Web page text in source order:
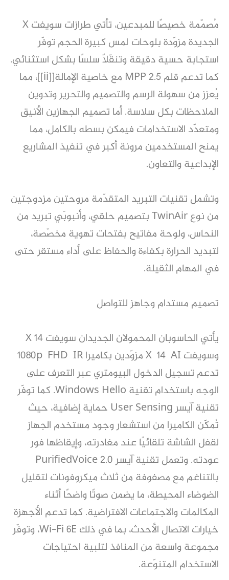
مُصمّمة خصيصًا للمبدعين، تأتي طرازات سويفت X
الجديدة مزوّدة بلوحات لمس كبيرة الحجم توفّر
استجابة حسية دقيقة وتنقّلًا سلسًا بشكل استثنائي.
كما تدعم قلم MPP 2.5 مع خاصية الإمالة[[ii]]، مما
يُعزز من سهولة الرسم والتصميم والتحرير وتدوين
الملاحظات بكل سلاسة. أما تصميم الجهازين الأنيق
ومتعدّد الاستخدامات فيمكن بسطه بالكامل، مما
يمنح المستخدمين مرونة أكبر في تنفيذ المشاريع
الإبداعية والتعاون.
وتشمل تقنيات التبريد المتقدّمة مروحتين مزدوجتين
من نوع TwinAir بتصميم حلقي، وأنبوبَي تبريد من
النحاس، ولوحة مفاتيح بفتحات تهوية مخصّصة،
لتبديد الحرارة بكفاءة والحفاظ على أداء مستقر حتى
في المهام الثقيلة.
تصميم مستدام وجاهز للتواصل
وسويفت X 14 AI مزوّدين بكاميرا 1080p FHD IR
تدعم تسجيل الدخول البيومتري عبر التعرف على
الوجه باستخدام تقنية Windows Hello. كما توفّر
تقنية آيسر User Sensing حماية إضافية، حيث
تُمكّن الكاميرا من استشعار وجود مستخدم الجهاز
لقفل الشاشة تلقائيًا عند مغادرته، وإيقاظها فور
عودته. وتعمل تقنية آيسر PurifiedVoice 2.0
بالتناغم مع مصفوفة من ثلاث ميكروفونات لتقليل
الضوضاء المحيطة، ما يضمن صوتًا واضحًا أثناء
المكالمات والاجتماعات الافتراضية. كما تدعم الأجهزة
خيارات الاتصال الأحدث، بما في ذلك Wi-Fi 6E، وتوفّر
مجموعة واسعة من المنافذ لتلبية احتياجات
الاستخدام المتنوّعة.